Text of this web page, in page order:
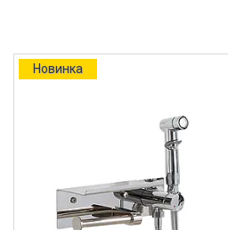
Діаметр керамічного картриджу
25 4
40.0 1
Новинка